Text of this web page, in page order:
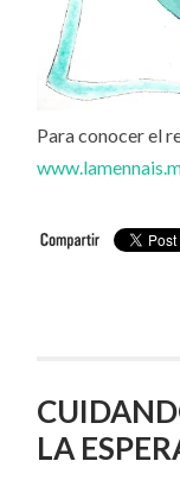
Para conocer el
LA